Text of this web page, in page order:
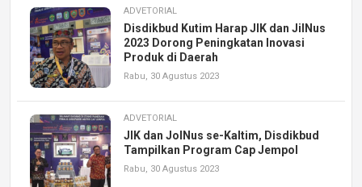
ADVETORIAL
Disdikbud Kutim Harap JIK dan JilNus
2023 Dorong Peningkatan Inovasi
Produk di Daerah
Rabu, 30 Agustus 2023
ADVETORIAL
JIK dan JolNus se-Kaltim, Disdikbud
Tampilkan Program Cap Jempol
Rabu, 30 Agustus 2023